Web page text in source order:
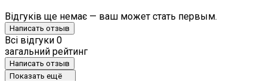
Відгуків ще немає — ваш может стать первым.
Написать отзыв
Всі відгуки 0
загальний рейтинг
Написать отзыв
Показать ещё